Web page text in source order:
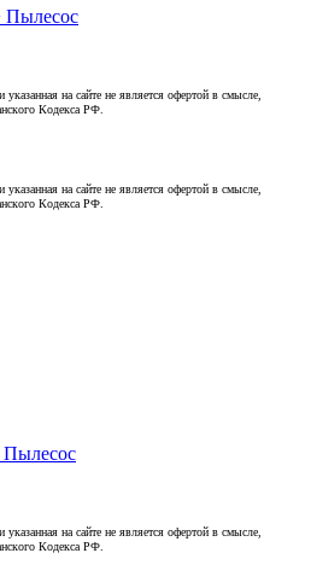
Пылесос
на сайте не является офертой в смысле,
Кодекса РФ.
на сайте не является офертой в смысле,
Кодекса РФ.
на сайте не является офертой в смысле,
Кодекса РФ.